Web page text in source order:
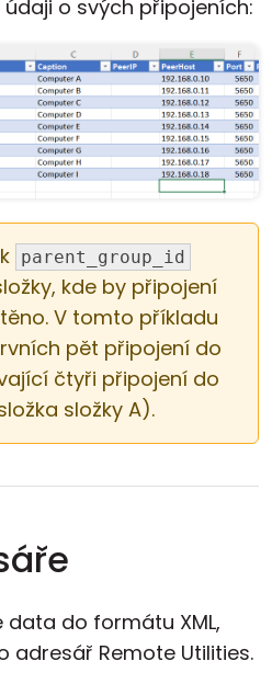
o svých připojeních:
parent_group_id
kde by připojení
V tomto příkladu
pět připojení do
čtyři připojení do
složky A).
do formátu XML,
adresář Remote Utilities.